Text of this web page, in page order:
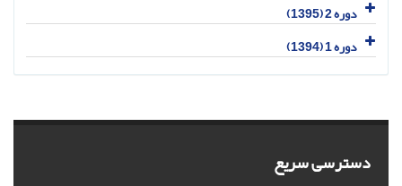
دوره 2 (1395)
دوره 1 (1394)
دسترسی سریع